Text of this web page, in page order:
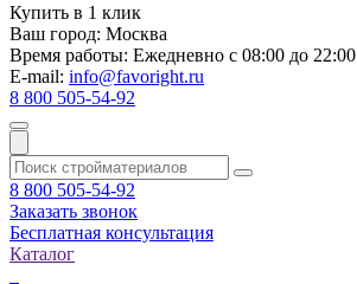
Купить в 1 клик
Ваш город: Москва
Время работы: Ежедневно с 08:00 до 22:00
E-mail: info@favoright.ru
8 800 505-54-92
8 800 505-54-92
Заказать звонок
Бесплатная консультация
Каталог